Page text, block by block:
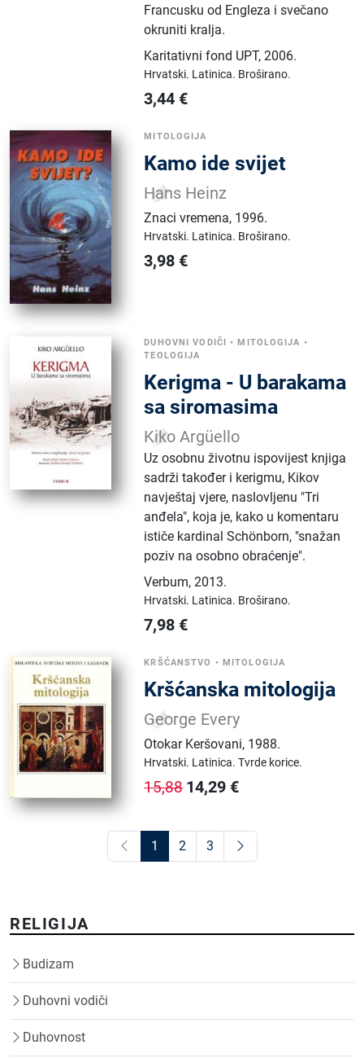
Francusku od Engleza i svečano
okruniti kralja.
Karitativni fond UPT,2006.
Hrvatski. Latinica. Broširano.
3,44 €
MITOLOGIJA
Kamo ide svijet
Hans Heinz
Znaci vremena, 1996.
Hrvatski. Latinica. Broširano.
3,98 €
DUHOVNI VODIČI • MITOLOGIJA •
TEOLOGIJA
Kerigma - U barakama
sa siromasima
Kiko Argüello
Uz osobnu životnu ispovijest knjiga
sadrži također i kerigmu, Kikov
navještaj vjere, naslovljenu "Tri
anđela", koja je, kako u komentaru
ističe kardinal Schönborn, "snažan
poziv na osobno obraćenje".
Verbum,2013.
Hrvatski. Latinica. Broširano.
7,98 €
KRŠĆANSTVO • MITOLOGIJA
Kršćanska mitologija
George Every
Otokar Keršovani, 1988.
Hrvatski. Latinica.Tvrde korice.
15,88 14,29 €
1 2 3
RELIGIJA
Budizam
Duhovni vodiči
Duhovnost